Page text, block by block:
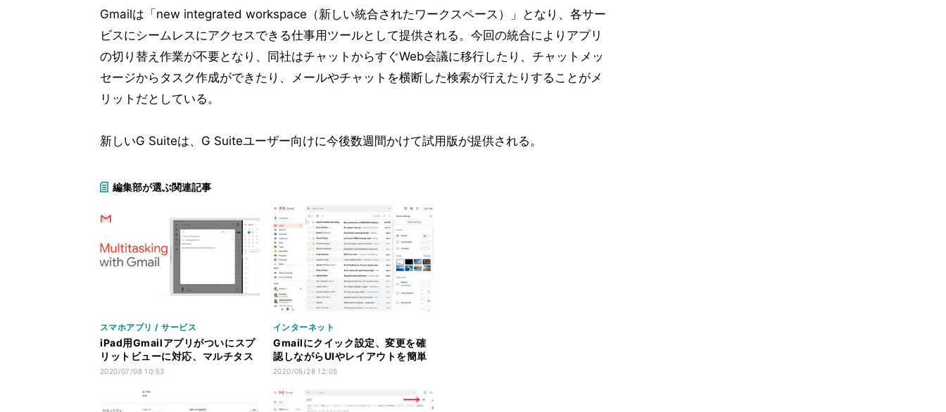
Gmailは「new integrated workspace（新しい統合されたワークスペース）」となり、各サー
ビスにシームレスにアクセスできる仕事用ツールとして提供される。今回の統合によりアプリ
の切り替え作業が不要となり、同社はチャットからすぐWeb会議に移行したり、チャットメッ
セージからタスク作成ができたり、メールやチャットを横断した検索が行えたりすることがメ
リットだとしている。
新しいG Suiteは、G Suiteユーザー向けに今後数週間かけて試用版が提供される。
編集部が選ぶ関連記事
スマホアプリ / サービス
iPad用Gmailアプリがついにスプ
リットビューに対応、マルチタス
クが便利に
2020/07/08 10:53
インターネット
Gmailにクイック設定、変更を確
認しながらUIやレイアウトを簡単
設定
2020/05/28 12:05